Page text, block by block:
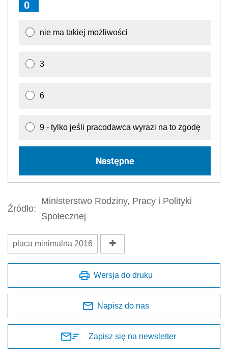
0
nie ma takiej możliwości
3
6
9 - tylko jeśli pracodawca wyrazi na to zgodę
Następne
Źródło:
Ministerstwo Rodziny, Pracy i Polityki
Społecznej
płaca minimalna 2016
Wersja do druku
Napisz do nas
Zapisz się na newsletter